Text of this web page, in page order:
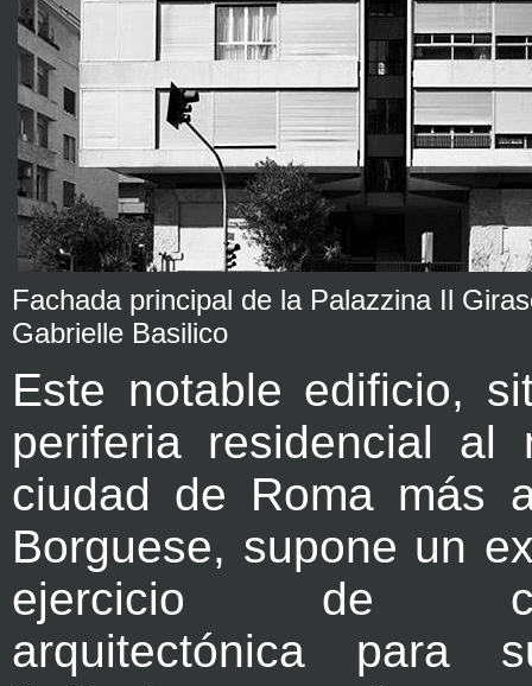
Fachada principal de la Palazzina Il
Gabrielle Basilico
Este notable edificio,
periferia residencial al
ciudad de Roma más
Borguese, supone un
ejercicio de
arquitectónica para